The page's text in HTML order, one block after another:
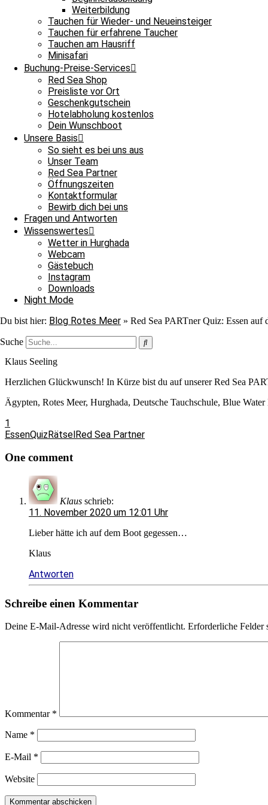
Weiterbildung
Tauchen für Wieder- und Neueinsteiger
Tauchen für erfahrene Taucher
Tauchen am Hausriff
Minisafari
Buchung-Preise-Services
Red Sea Shop
Preisliste vor Ort
Geschenkgutschein
Hotelabholung kostenlos
Dein Wunschboot
Unsere Basis
So sieht es bei uns aus
Unser Team
Red Sea Partner
Öffnungszeiten
Kontaktformular
Bewirb dich bei uns
Fragen und Antworten
Wissenswertes
Wetter in Hurghada
Webcam
Gästebuch
Instagram
Downloads
Night Mode
Du bist hier: Blog Rotes Meer » Red Sea PARTner Quiz: Essen auf
Suche
Und jetzt wünschen wir euch viel Erfolg beim Rätseln!
Dein Lösungscode*
Nachname
*
E-Mail
E-Mail bestätigen
Bitte gebe Deine Mailadresse 2x an. Jeder kann Fehler machen.
Datei hochladen*
Drag & Drop Files,
Einverständnis zur Veröffentlichung meines Fotos
Ich erkläre mich im Falle eines Gewinnes mit der
DSGVO-Einverständnis*
Ich willige ein, dass diese Website meine übermittelten
Comment
Absenden
Die Lösung des gestrigen Red Sea PARTner Quizzes lautet:
C5, D5, E3, G1, G5, H4
Der Gewinner des gestrigen Quizzes ist:
Klaus Seeling
Herzlichen Glückwunsch! In Kürze bist du auf unserer Red Sea
Ägypten, Rotes Meer, Hurghada, Deutsche Tauchschule, Blue
1
EssenQuizRätselRed Sea Partner
One comment
Klaus schrieb:
11. November 2020 um 12:01 Uhr
Lieber hätte ich auf dem Boot gegessen…
Klaus
Antworten
Schreibe einen Kommentar
Deine E-Mail-Adresse wird nicht veröffentlicht. Erforderliche Felder
Kommentar *
Name *
E-Mail *
Website